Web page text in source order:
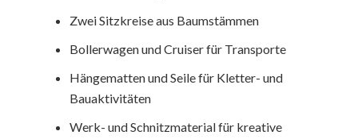
Zwei Sitzkreise aus Baumstämmen
Bollerwagen und Cruiser für Transporte
Hängematten und Seile für Kletter- und
Bauaktivitäten
Werk- und Schnitzmaterial für kreative